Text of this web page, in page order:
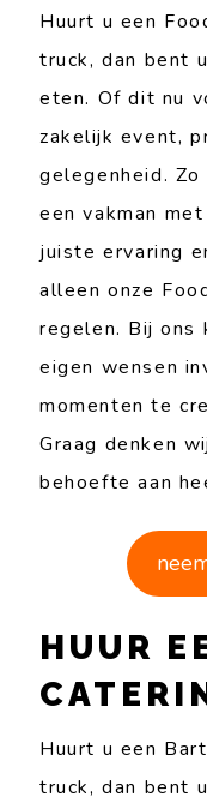
Huurt u een
truck, dan bent
eten. Of dit nu
zakelijk event,
gelegenheid.
een vakman
juiste ervaring
alleen onze
regelen. Bij ons
eigen wensen
momenten te
Graag denken
behoefte aan
HUUR
Huurt u een
truck, dan bent